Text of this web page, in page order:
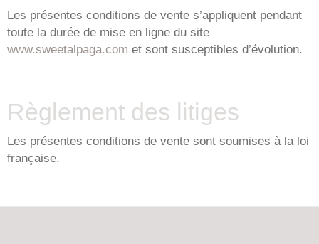
Les présentes conditions de vente s’appliquent pendant
toute la durée de mise en ligne du site
www.sweetalpaga.com et sont susceptibles d’évolution.
Règlement des litiges
Les présentes conditions de vente sont soumises à la loi
française.